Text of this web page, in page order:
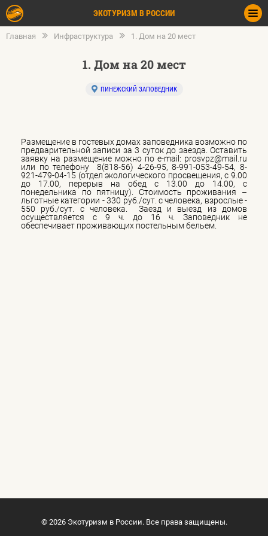
ЭКОТУРИЗМ В РОССИИ
Главная Инфраструктура 1. Дом на 20 мест
1. Дом на 20 мест
ПИНЕЖСКИЙ ЗАПОВЕДНИК
Размещение в гостевых домах заповедника возможно по
предварительной записи за 3 суток до заезда. Оставить
заявку на размещение можно по e-mail: prosvpz@mail.ru
или по телефону 8(818-56) 4-26-95, 8-991-053-49-54, 8-
921-479-04-15 (отдел экологического просвещения, с 9.00
до 17.00, перерыв на обед с 13.00 до 14.00, с
понедельника по пятницу). Стоимость проживания –
льготные категории - 330 руб./сут. с человека, взрослые -
550 руб./сут. с человека. Заезд и выезд из домов
осуществляется с 9 ч. до 16 ч. Заповедник не
обеспечивает проживающих постельным бельем.
© 2026 Экотуризм в России. Все права защищены.